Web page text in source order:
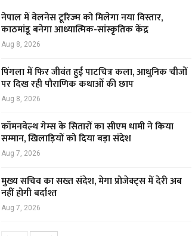
नेपाल में वेलनेस टूरिज्म को मिलेगा नया विस्तार,
काठमांडू बनेगा आध्यात्मिक-सांस्कृतिक केंद्र
Aug 8, 2026
पिंगला में फिर जीवंत हुई पाटचित्र कला, आधुनिक चीजों
पर दिख रही पौराणिक कथाओं की छाप
Aug 8, 2026
कॉमनवेल्थ गेम्स के सितारों का सीएम धामी ने किया
सम्मान, खिलाड़ियों को दिया बड़ा संदेश
Aug 7, 2026
मुख्य सचिव का सख्त संदेश, मेगा प्रोजेक्ट्स में देरी अब
नहीं होगी बर्दाश्त
Aug 7, 2026